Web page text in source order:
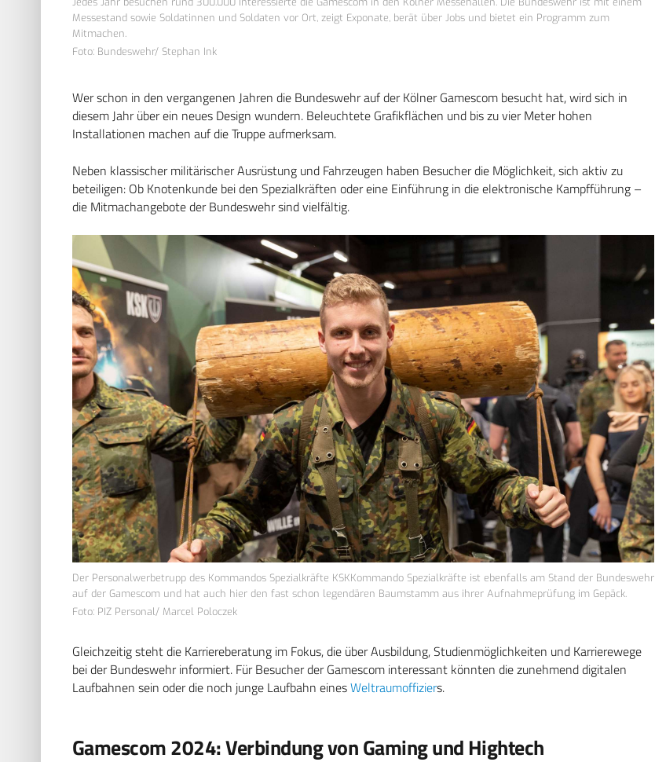
Messestand sowie Soldatinnen und Soldaten vor Ort, zeigt Exponate, berät über Jobs und bietet ein Programm zum
Mitmachen.
Foto: Bundeswehr/ Stephan Ink
Wer schon in den vergangenen Jahren die Bundeswehr auf der Kölner Gamescom besucht hat, wird sich in
diesem Jahr über ein neues Design wundern. Beleuchtete Grafikflächen und bis zu vier Meter hohen
Installationen machen auf die Truppe aufmerksam.
Neben klassischer militärischer Ausrüstung und Fahrzeugen haben Besucher die Möglichkeit, sich aktiv zu
beteiligen: Ob Knotenkunde bei den Spezialkräften oder eine Einführung in die elektronische Kampfführung –
die Mitmachangebote der Bundeswehr sind vielfältig.
Der Personalwerbetrupp des Kommandos Spezialkräfte KSKKommando Spezialkräfte ist ebenfalls am Stand der Bundeswehr
auf der Gamescom und hat auch hier den fast schon legendären Baumstamm aus ihrer Aufnahmeprüfung im Gepäck.
Foto: PIZ Personal/ Marcel Poloczek
Gleichzeitig steht die Karriereberatung im Fokus, die über Ausbildung, Studienmöglichkeiten und Karrierewege
bei der Bundeswehr informiert. Für Besucher der Gamescom interessant könnten die zunehmend digitalen
Laufbahnen sein oder die noch junge Laufbahn einesWeltraumoffiziers.
Gamescom 2024: Verbindung von Gaming und Hightech